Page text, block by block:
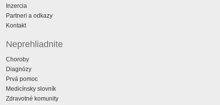
Inzercia
Partneri a odkazy
Kontakt
Neprehliadnite
Choroby
Diagnózy
Prvá pomoc
Medicínsky slovník
Zdravotné komunity